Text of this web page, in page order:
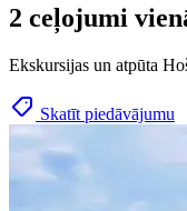
2 ceļojumi
Ekskursijas un atpūta
Skatīt piedāvājumu